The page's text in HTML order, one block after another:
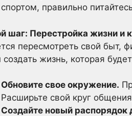
спортом, правильно
шаг: Перестройка жизни и
пересмотреть свой быт,
создать жизнь, которая
Обновите свое окружение.
Расширьте свой круг
Создайте новый распорядок